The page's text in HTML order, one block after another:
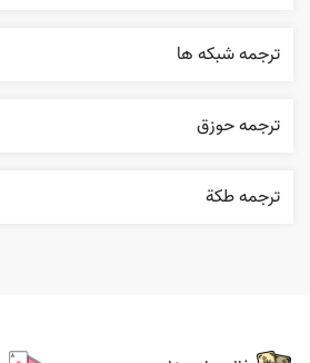
ترجمه شبکه ها
ترجمه حوزق
ترجمه طکة